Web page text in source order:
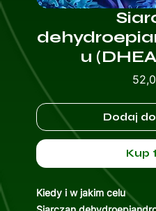
u
Dodaj
Kup
Kiedy i w jakim celu